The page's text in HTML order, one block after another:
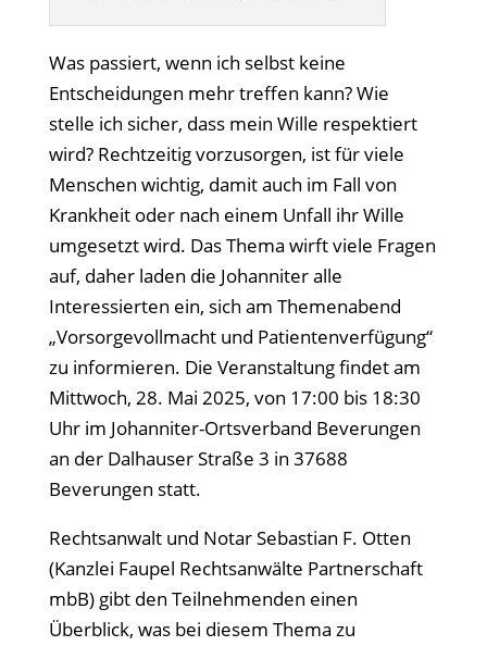
Was passiert, wenn ich selbst keine
Entscheidungen mehr treffen kann? Wie
stelle ich sicher, dass mein Wille respektiert
wird? Rechtzeitig vorzusorgen, ist für viele
Menschen wichtig, damit auch im Fall von
Krankheit oder nach einem Unfall ihr Wille
umgesetzt wird. Das Thema wirft viele Fragen
auf, daher laden die Johanniter alle
Interessierten ein, sich am Themenabend
„Vorsorgevollmacht und Patientenverfügung“
zu informieren. Die Veranstaltung findet am
Mittwoch, 28. Mai 2025, von 17:00 bis 18:30
Uhr im Johanniter-Ortsverband Beverungen
an der Dalhauser Straße 3 in 37688
Beverungen statt.
Rechtsanwalt und Notar Sebastian F. Otten
(Kanzlei Faupel Rechtsanwälte Partnerschaft
mbB) gibt den Teilnehmenden einen
Überblick, was bei diesem Thema zu